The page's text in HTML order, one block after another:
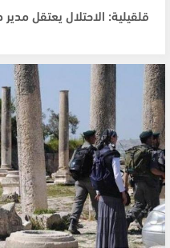
قلقيلية: الاحتلال يعتقل